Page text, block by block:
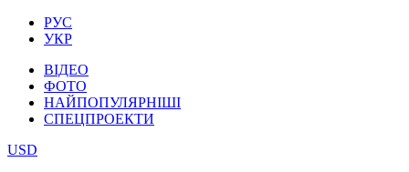
РУС
УКР
ВІДЕО
ФОТО
НАЙПОПУЛЯРНІШІ
СПЕЦПРОЕКТИ
USD